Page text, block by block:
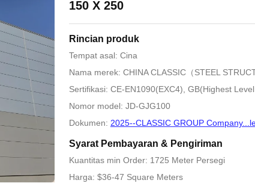
150 X 250
Rincian produk
Tempat asal: Cina
Nama merek: CHINA CLASSIC（STEEL
Sertifikasi: CE-EN1090(EXC4), GB(Highest Level
Nomor model: JD-GJG100
Dokumen: 2025--CLASSIC GROUP
Syarat Pembayaran & Pengiriman
Kuantitas min Order: 1725 Meter Persegi
Harga: $36-47 Square Meters